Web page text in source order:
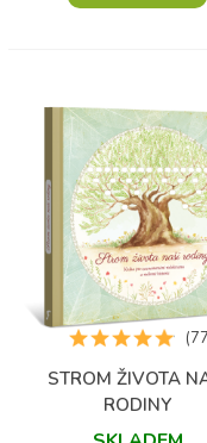
STROM ŽIVOTA
RODINY